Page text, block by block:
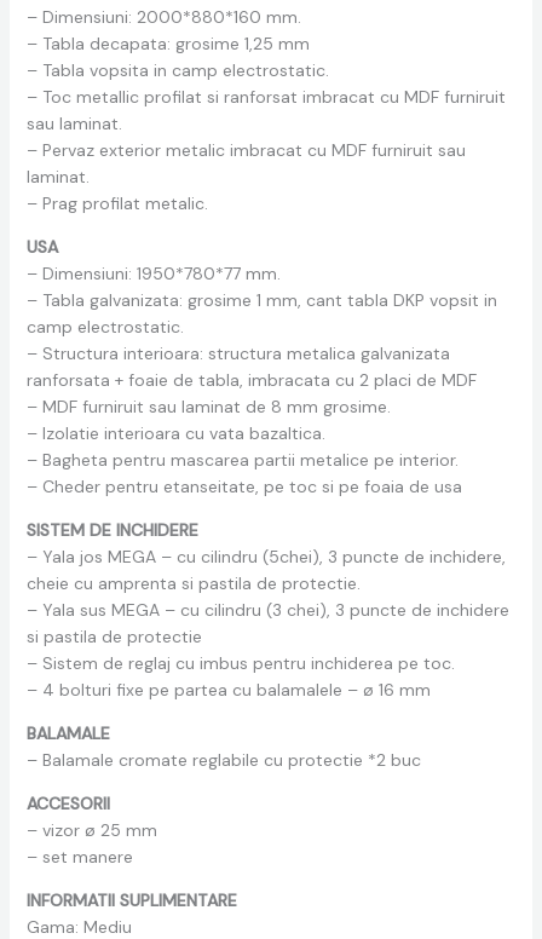
– Dimensiuni: 2000*880*160 mm.
– Tabla decapata: grosime 1,25 mm
– Tabla vopsita in camp electrostatic.
– Toc metallic profilat si ranforsat imbracat cu MDF furniruit
sau laminat.
– Pervaz exterior metalic imbracat cu MDF furniruit sau
laminat.
– Prag profilat metalic.
USA
– Dimensiuni: 1950*780*77 mm.
– Tabla galvanizata: grosime 1 mm, cant tabla DKP vopsit in
camp electrostatic.
– Structura interioara: structura metalica galvanizata
ranforsata + foaie de tabla, imbracata cu 2 placi de MDF
– MDF furniruit sau laminat de 8 mm grosime.
– Izolatie interioara cu vata bazaltica.
– Bagheta pentru mascarea partii metalice pe interior.
– Cheder pentru etanseitate, pe toc si pe foaia de usa
SISTEM DE INCHIDERE
– Yala jos MEGA – cu cilindru (5chei), 3 puncte de inchidere,
cheie cu amprenta si pastila de protectie.
– Yala sus MEGA – cu cilindru (3 chei), 3 puncte de inchidere
si pastila de protectie
– Sistem de reglaj cu imbus pentru inchiderea pe toc.
– 4 bolturi fixe pe partea cu balamalele – ø 16 mm
BALAMALE
– Balamale cromate reglabile cu protectie *2 buc
ACCESORII
– vizor ø 25 mm
– set manere
INFORMATII SUPLIMENTARE
Gama: Mediu